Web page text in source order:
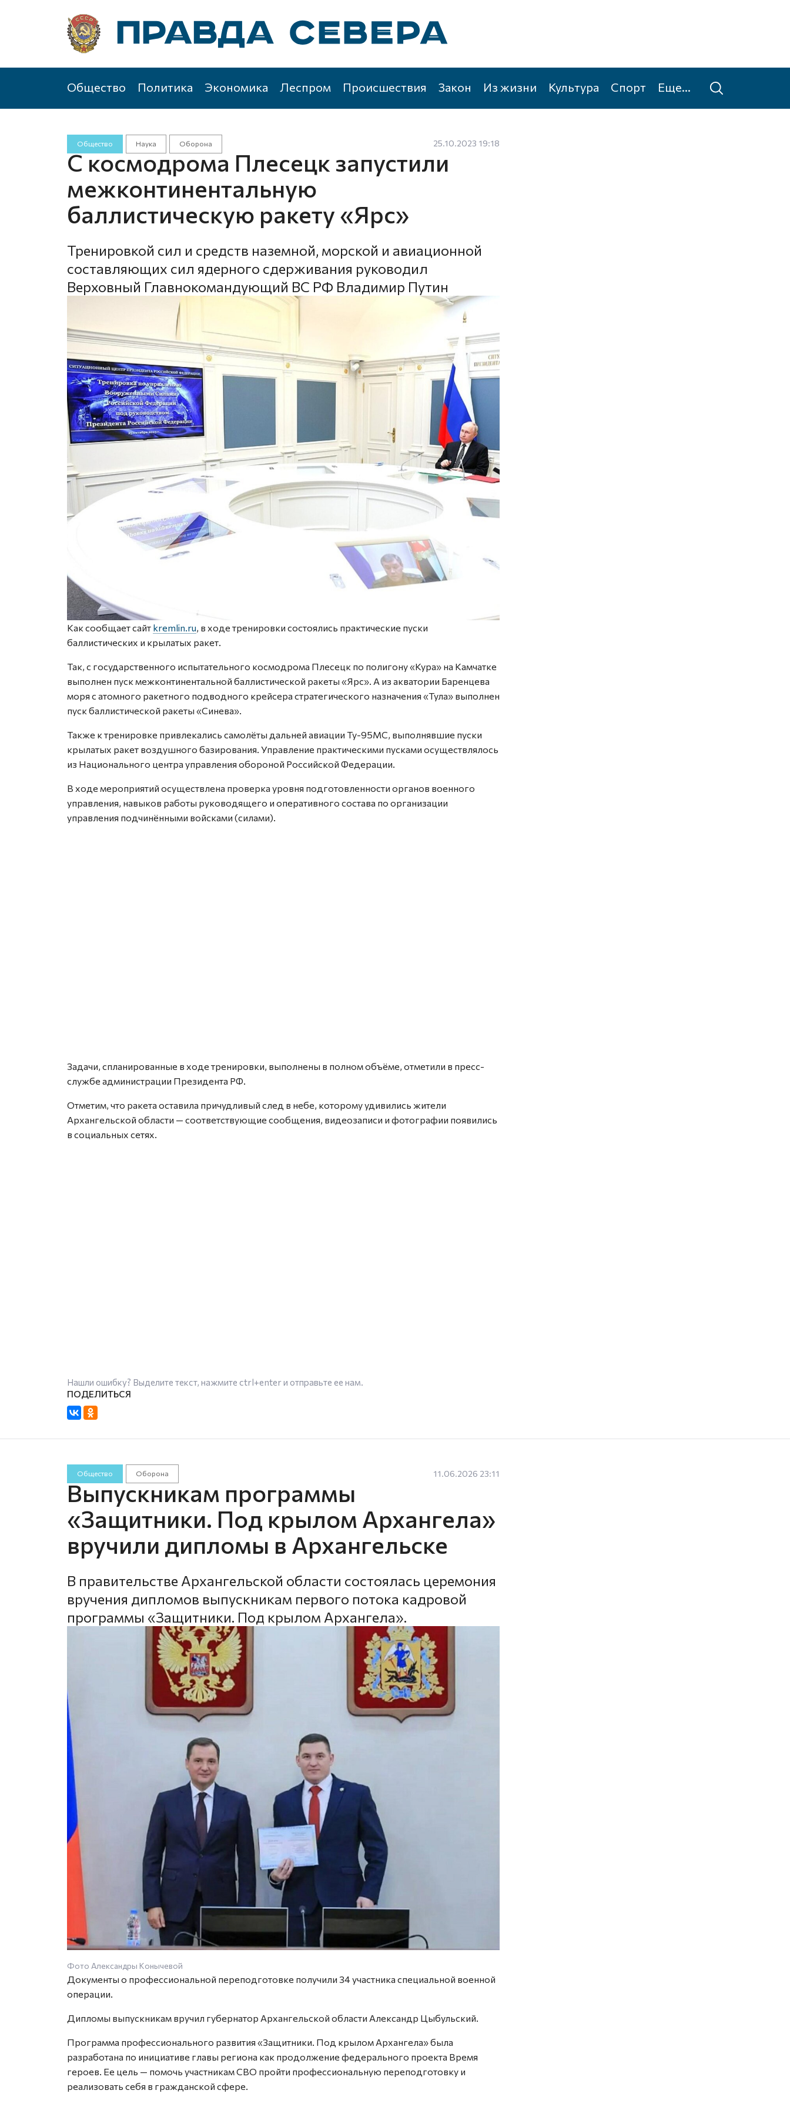
Общество Политика Экономика Леспром Происшествия Закон Из жизни Культура Спорт Еще...
Общество Наука Оборона 25.10.2023 19:18
С космодрома Плесецк запустили
межконтинентальную
баллистическую ракету «Ярс»
Тренировкой сил и средств наземной, морской и авиационной
составляющих сил ядерного сдерживания руководил
Верховный Главнокомандующий ВС РФ Владимир Путин
Как сообщает сайт kremlin.ru, в ходе тренировки состоялись практические пуски
баллистических и крылатых ракет.
Так, с государственного испытательного космодрома Плесецк по полигону «Кура» на Камчатке
выполнен пуск межконтинентальной баллистической ракеты «Ярс». А из акватории Баренцева
моря с атомного ракетного подводного крейсера стратегического назначения «Тула» выполнен
пуск баллистической ракеты «Синева».
Также к тренировке привлекались самолёты дальней авиации Ту-95МС, выполнявшие пуски
крылатых ракет воздушного базирования. Управление практическими пусками осуществлялось
из Национального центра управления обороной Российской Федерации.
В ходе мероприятий осуществлена проверка уровня подготовленности органов военного
управления, навыков работы руководящего и оперативного состава по организации
управления подчинёнными войсками (силами).
Задачи, спланированные в ходе тренировки, выполнены в полном объёме, отметили в пресс-
службе администрации Президента РФ.
Отметим, что ракета оставила причудливый след в небе, которому удивились жители
Архангельской области — соответствующие сообщения, видеозаписи и фотографии появились
в социальных сетях.
Нашли ошибку? Выделите текст, нажмите ctrl+enterи отправьте ее нам.
Общество Оборона 11.06.2026 23:11
Выпускникам программы
«Защитники. Под крылом Архангела»
вручили дипломы в Архангельске
В правительстве Архангельской области состоялась церемония
вручения дипломов выпускникам первого потока кадровой
программы «Защитники. Под крылом Архангела».
Фото Александры Конычевой
Документы о профессиональной переподготовке получили 34 участника специальной военной
операции.
Дипломы выпускникам вручил губернатор Архангельской области Александр Цыбульский.
Программа профессионального развития «Защитники. Под крылом Архангела» была
разработана по инициативе главы региона как продолжение федерального проекта Время
героев. Ее цель — помочь участникам СВО пройти профессиональную переподготовку и
реализовать себя в гражданской сфере.